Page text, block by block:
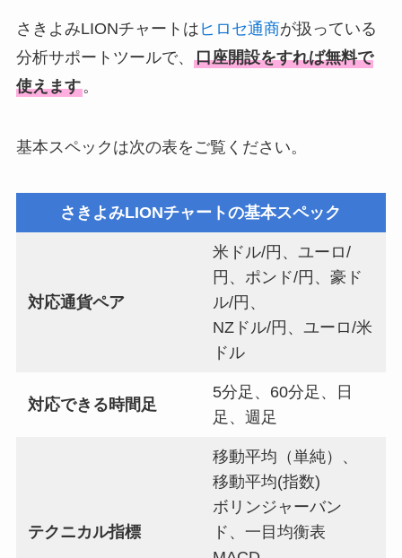
さきよみLIONチャートは ヒロセ通商が扱っている
分析サポートツールで、 口座開設をすれば無料で
使えます。
基本スペックは次の表をご覧ください。
さきよみLIONチャートの基本スペック
対応通貨ペア
米ドル/円、ユーロ/
円、ポンド/円、豪ド
ル/円、
NZドル/円、ユーロ/米
ドル
対応できる時間足
5分足、60分足、日
足、週足
テクニカル指標
移動平均（単純）、
移動平均(指数)
ボリンジャーバン
ド、一目均衡表